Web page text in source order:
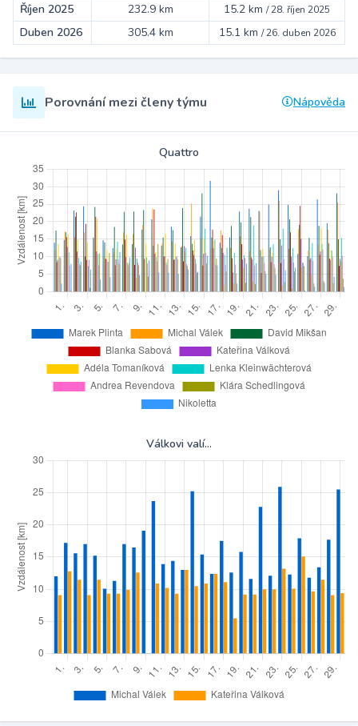
Říjen 2025 232.9 km 15.2 km /28. říjen 2025
Duben 2026 305.4 km 15.1 km /26. duben 2026
Porovnání mezi členy týmu Nápověda
Quattro
Válkovi valí...